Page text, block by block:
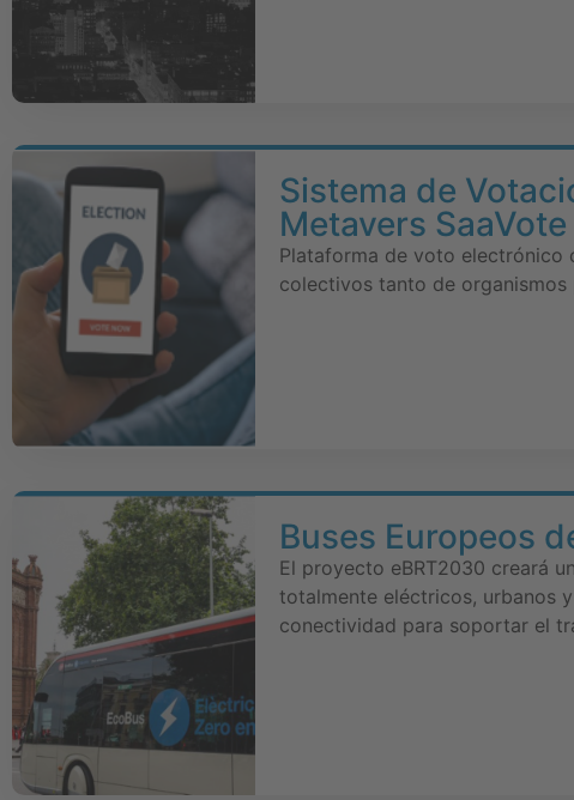
Sistema de
Metavers
Plataforma de voto electrónico
colectivos tanto de
Buses Europeos
El proyecto eBRT2030 creará
totalmente eléctricos, urbanos
conectividad para soportar el